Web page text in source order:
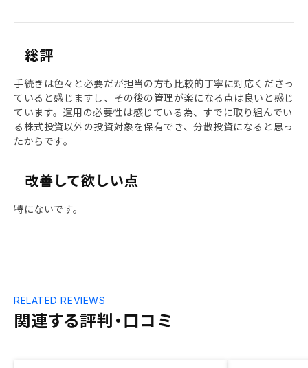
総評
手続きは色々と必要だが担当の方も比較的丁寧に対応くださっ
ていると感じますし、その後の管理が楽になる点は良いと感じ
ています。運用の必要性は感じている為、すでに取り組んでい
る株式投資以外の投資対象を保有でき、分散投資になると思っ
たからです。
改善して欲しい点
特にないです。
関連する評判・口コミ
RELATED REVIEWS